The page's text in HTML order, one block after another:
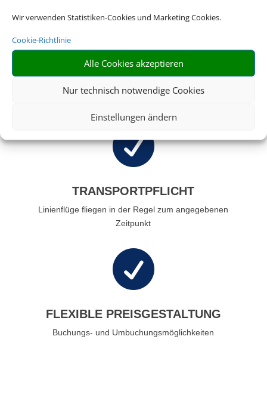
Wir verwenden Statistiken-Cookies und Marketing Cookies.
Cookie-Richtlinie
Alle Cookies akzeptieren
Nur technisch notwendige Cookies
Einstellungen ändern

TRANSPORTPFLICHT
Linienflüge fliegen in der Regel zum angegebenen
Zeitpunkt

FLEXIBLE PREISGESTALTUNG
Buchungs- und Umbuchungsmöglichkeiten